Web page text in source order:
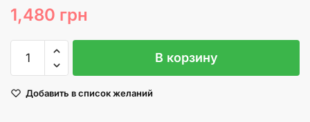
1,480 грн
Количество
товара
Томми
В корзину
Добавить в список желаний